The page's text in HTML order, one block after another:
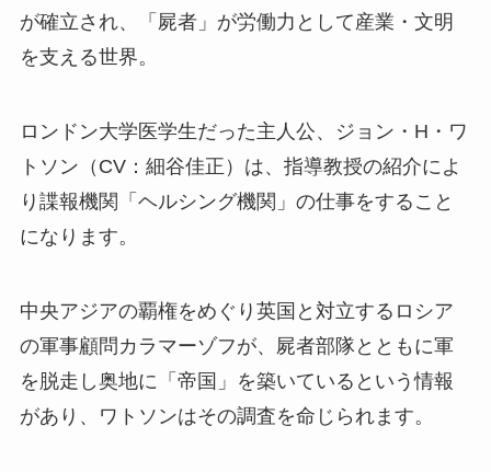
が確立され、「屍者」が労働力として産業・文明
を支える世界。
ロンドン大学医学生だった主人公、ジョン・H・ワ
トソン（CV：細谷佳正）は、指導教授の紹介によ
り諜報機関「ヘルシング機関」の仕事をすること
になります。
中央アジアの覇権をめぐり英国と対立するロシア
の軍事顧問カラマーゾフが、屍者部隊とともに軍
を脱走し奥地に「帝国」を築いているという情報
があり、ワトソンはその調査を命じられます。